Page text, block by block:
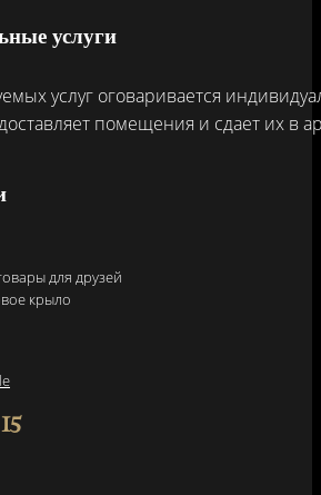
услуги
услуг оговаривается
помещения и сдает их в
для друзей
крыло